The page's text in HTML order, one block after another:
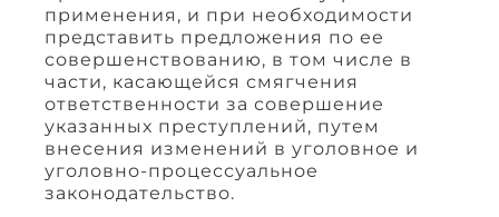
применения, и при необходимости
представить предложения по ее
совершенствованию, в том числе в
части, касающейся смягчения
ответственности за совершение
указанных преступлений, путем
внесения изменений в уголовное и
уголовно-процессуальное
законодательство.